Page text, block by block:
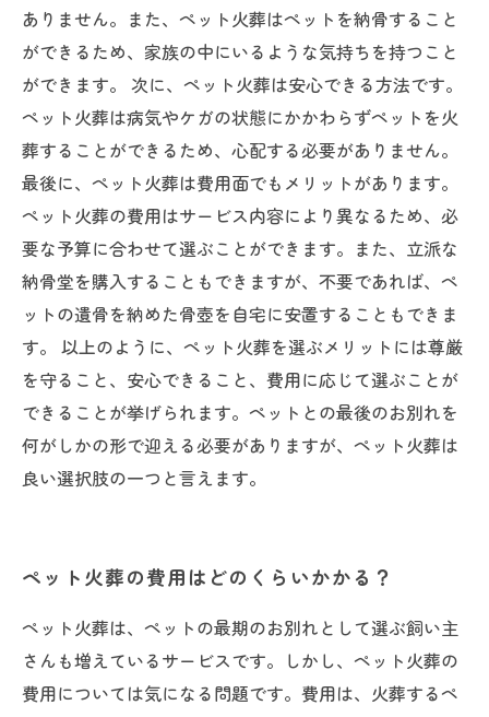
ありません。また、ペット火葬はペットを納骨すること
ができるため、家族の中にいるような気持ちを持つこと
ができます。 次に、ペット火葬は安心できる方法です。
ペット火葬は病気やケガの状態にかかわらずペットを火
葬することができるため、心配する必要がありません。
最後に、ペット火葬は費用面でもメリットがあります。
ペット火葬の費用はサービス内容により異なるため、必
要な予算に合わせて選ぶことができます。また、立派な
納骨堂を購入することもできますが、不要であれば、ペ
ットの遺骨を納めた骨壺を自宅に安置することもできま
す。 以上のように、ペット火葬を選ぶメリットには尊厳
を守ること、安心できること、費用に応じて選ぶことが
できることが挙げられます。ペットとの最後のお別れを
何がしかの形で迎える必要がありますが、ペット火葬は
良い選択肢の一つと言えます。
ペット火葬の費用はどのくらいかかる？
ペット火葬は、ペットの最期のお別れとして選ぶ飼い主
さんも増えているサービスです。しかし、ペット火葬の
費用については気になる問題です。費用は、火葬するペ